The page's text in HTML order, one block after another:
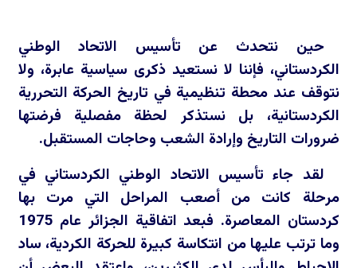
حين نتحدث عن تأسيس الاتحاد الوطني
الكردستاني، فإننا لا نستعيد ذكرى سياسية عابرة، ولا
نتوقف عند محطة تنظيمية في تاريخ الحركة التحررية
الكردستانية، بل نستذكر لحظة مفصلية فرضتها
ضرورات التاريخ وإرادة الشعب وحاجات المستقبل.
لقد جاء تأسيس الاتحاد الوطني الكردستاني في
مرحلة كانت من أصعب المراحل التي مرت بها
كردستان المعاصرة. فبعد اتفاقية الجزائر عام 1975
وما ترتب عليها من انتكاسة كبيرة للحركة الكردية، ساد